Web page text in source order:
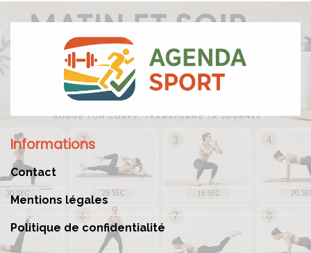
Informations
Contact
Mentions légales
Politique de confidentialité